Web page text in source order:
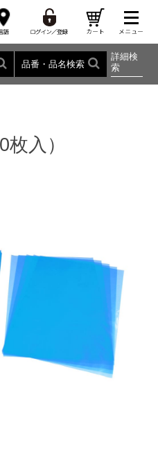
品番・品名検索
詳細検
索
入）